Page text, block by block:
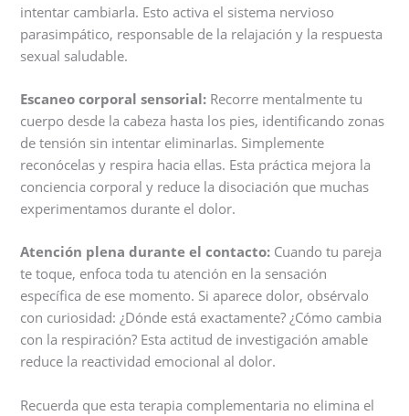
intentar cambiarla. Esto activa el sistema nervioso
parasimpático, responsable de la relajación y la respuesta
sexual saludable.
Escaneo corporal sensorial: Recorre mentalmente tu
cuerpo desde la cabeza hasta los pies, identificando zonas
de tensión sin intentar eliminarlas. Simplemente
reconócelas y respira hacia ellas. Esta práctica mejora la
conciencia corporal y reduce la disociación que muchas
experimentamos durante el dolor.
Atención plena durante el contacto: Cuando tu pareja
te toque, enfoca toda tu atención en la sensación
específica de ese momento. Si aparece dolor, obsérvalo
con curiosidad: ¿Dónde está exactamente? ¿Cómo cambia
con la respiración? Esta actitud de investigación amable
reduce la reactividad emocional al dolor.
Recuerda que esta terapia complementaria no elimina el